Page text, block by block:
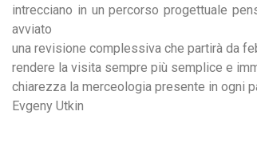
intrecciano in un percorso progettuale
avviato
una revisione complessiva che partirà da
rendere la visita sempre più semplice e
chiarezza la merceologia presente in ogni
Evgeny Utkin